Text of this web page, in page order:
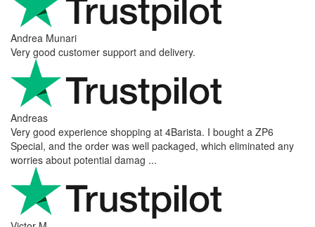
Andrea Munari
Very good customer support and delivery.
Andreas
Very good experience shopping at 4Barista. I bought a ZP6
Special, and the order was well packaged, which eliminated any
worries about potential damag ...